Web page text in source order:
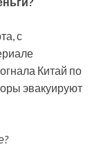
с
Китай по
эвакуируют